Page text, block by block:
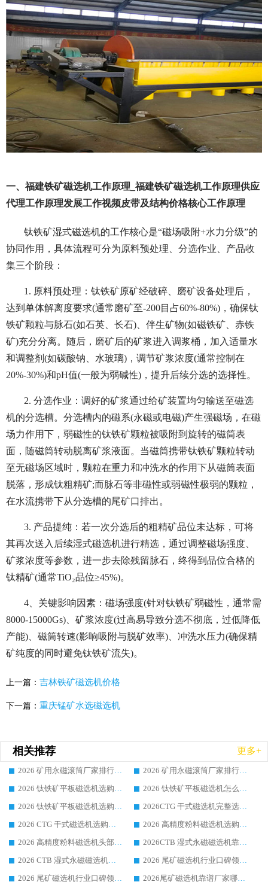
一、福建铁矿磁选机工作原理_福建铁矿磁选机工作原理供应
代理工作原理发展工作视频皮带及结构价格核心工作原理
钛铁矿湿式磁选机的工作核心是“磁场吸附+水力分级”的
协同作用，具体流程可分为原料预处理、分选作业、产品收
集三个阶段：
1. 原料预处理：钛铁矿原矿经破碎、磨矿设备处理后，
达到单体解离度要求(通常磨矿至-200目占60%-80%)，确保钛
铁矿颗粒与脉石(如石英、长石)、伴生矿物(如磁铁矿、赤铁
矿)充分分离。随后，磨矿后的矿浆进入调浆桶，加入适量水
和调整剂(如碳酸钠、水玻璃)，调节矿浆浓度(通常控制在
20%-30%)和pH值(一般为弱碱性)，提升后续分选的选择性。
2. 分选作业：调好的矿浆通过给矿装置均匀输送至磁选
机的分选槽。分选槽内的磁系(永磁或电磁)产生强磁场，在磁
场力作用下，弱磁性的钛铁矿颗粒被吸附到旋转的磁筒表
面，随磁筒转动脱离矿浆液面。当磁筒携带钛铁矿颗粒转动
至无磁场区域时，颗粒在重力和冲洗水的作用下从磁筒表面
脱落，形成钛粗精矿;而脉石等非磁性或弱磁性极弱的颗粒，
在水流携带下从分选槽的尾矿口排出。
3. 产品提纯：若一次分选后的粗精矿品位未达标，可将
其再次送入后续湿式磁选机进行精选，通过调整磁场强度、
矿浆浓度等参数，进一步去除残留脉石，终得到品位合格的
钛精矿(通常TiO₂品位≥45%)。
4、关键影响因素：磁场强度(针对钛铁矿弱磁性，通常需
8000-15000Gs)、矿浆浓度(过高易导致分选不彻底，过低降低
产能)、磁筒转速(影响吸附与脱矿效率)、冲洗水压力(确保精
矿纯度的同时避免钛铁矿流失)。
上一篇： 吉林铁矿磁选机价格
下一篇： 重庆锰矿水选磁选机
相关推荐 更多+
2026 矿用永磁滚筒厂家排行榜选购干货指南 行业口碑标杆华体会手机网页版-华体会(中国) 实力出众
2026 矿用永磁滚筒厂家排行榜选购指南，行业口碑领域强者华体会手机网页版-华体会(中国)
2026 钛铁矿平板磁选机选购全攻略 市场公认优质品牌厂家实力排行榜
2026 钛铁矿平板磁选机怎么选 靠谱生产企业实力排行榜选购参考攻略
2026 钛铁矿平板磁选机选购指南 行业口碑优选品牌生产企业实力排行榜
2026CTG 干式磁选机完整选购指南 行业口碑顶尖靠谱生产龙头厂家实力推荐
2026 CTG 干式磁选机选购指南|行业口碑靠谱生产厂家领域强者推荐
2026 高精度粉料磁选机选购全攻略 行业优质品牌华体会手机网页版-华体会(中国) 实力深度解析
2026 高精度粉料磁选机头部厂家选购指南 行业口碑靠谱品牌推荐 领域强者华体会手机网页版-华体会(中国) 解析
2026CTB 湿式永磁磁选机靠谱厂家实力排行榜 铁矿选矿设备采购全流程选购指南
2026 CTB 湿式永磁磁选机选购指南|行业口碑良好品牌推荐，领域强者华体会手机网页版-华体会(中国)
2026 尾矿磁选机行业口碑领域强者，源头直供国内主流厂家华体会手机网页版-华体会(中国) 一站式服务
2026 尾矿磁选机行业口碑领域强者，源头直供国内主流厂家华体会手机网页版-华体会(中国) 一站式服务
2026尾矿磁选机靠谱厂家哪家好 行业口碑领域强者华体会手机网页版-华体会(中国) 推荐